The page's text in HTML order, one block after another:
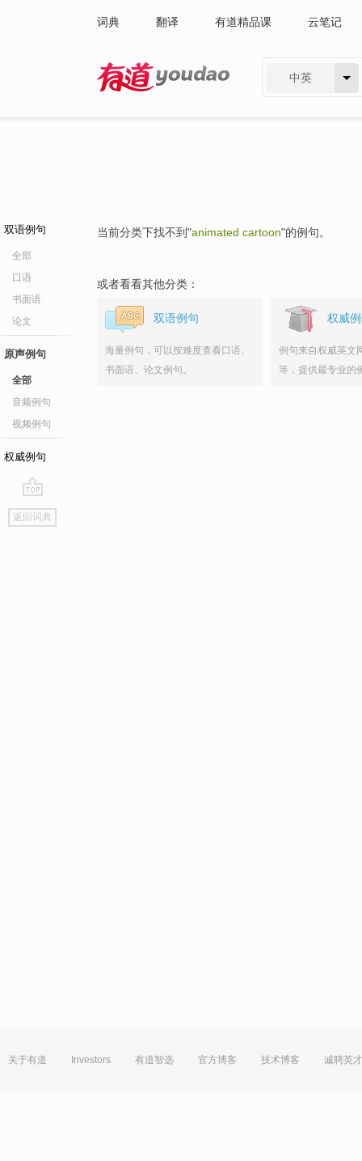
词典 翻译 有道精品课 云笔记
中英
双语例句
全部
口语
书面语
论文
原声例句
全部
音频例句
视频例句
权威例句
go
top
返回词典
当前分类下找不到"animated cartoon"的例句。
或者看看其他分类：
双语例句
海量例句，可以按难度查看口语、
书面语、论文例句。
权威
例句来自权威英文
等，提供最专业的
关于有道 Investors 有道智选 官方博客 技术博客 诚聘英才